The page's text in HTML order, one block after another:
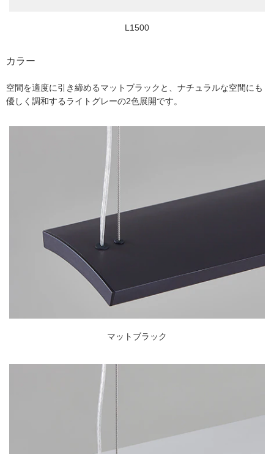
L1500
カラー
空間を適度に引き締めるマットブラックと、ナチュラルな空間にも
優しく調和するライトグレーの2色展開です。
マットブラック